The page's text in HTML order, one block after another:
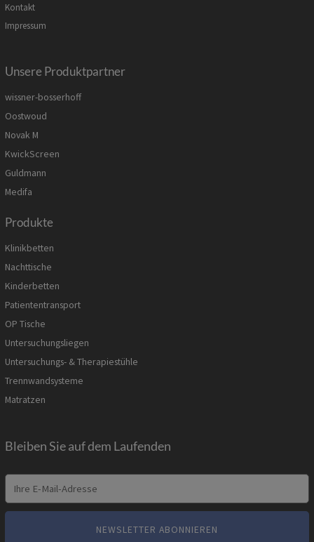
Kontakt
Impressum
Unsere Produktpartner
wissner-bosserhoff
Oostwoud
Novak M
KwickScreen
Guldmann
Medifa
Produkte
Klinikbetten
Nachttische
Kinderbetten
Patiententransport
OP Tische
Untersuchungsliegen
Untersuchungs- & Therapiestühle
Trennwandsysteme
Matratzen
Bleiben Sie auf dem Laufenden